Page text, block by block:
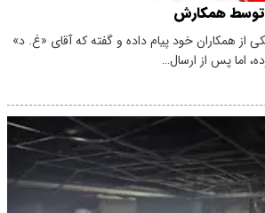
توسط همکارش
از همکاران خود پیام داده و گفته که آقای «غ. د»
اما پس از ارسال…